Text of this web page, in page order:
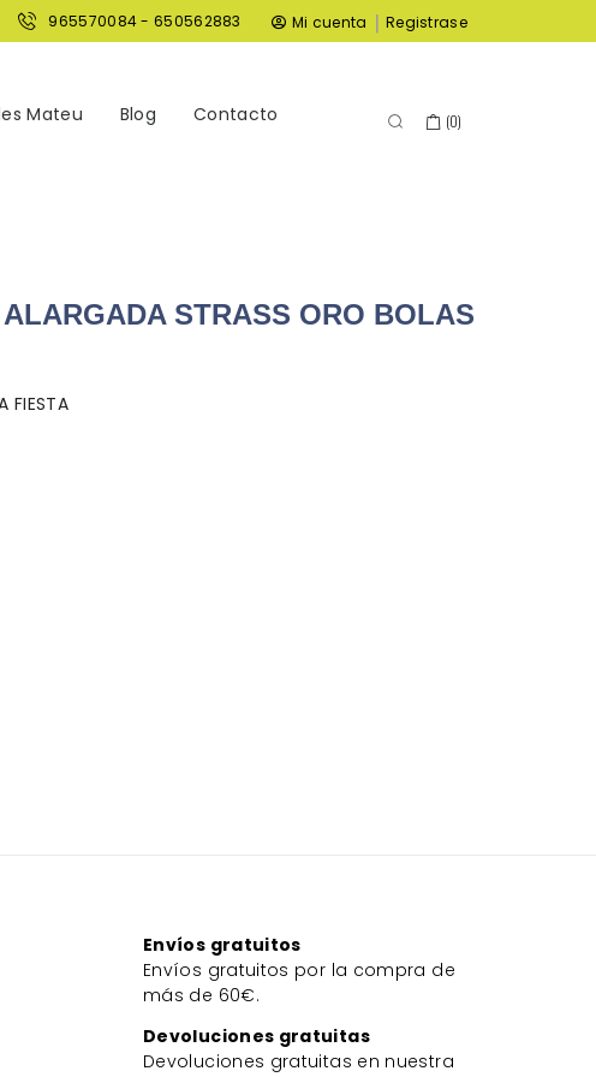
965570084 - 650562883 Mi cuenta | Registrase
Mateu Blog Contacto (0)
STRASS ORO BOLAS
FIESTA
Envíos gratuitos
Envíos gratuitos por la compra de
más de 60€.
Devoluciones gratuitas
Devoluciones gratuitas en nuestra